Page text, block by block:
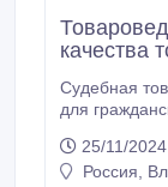
качества
Судебная
для
документы к
юридических и
25/11/
Россия,